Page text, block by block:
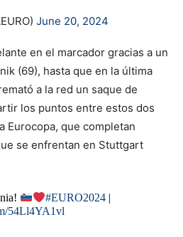
June 20, 2024
en el marcador gracias a un
(69), hasta que en la última
a la red un saque de
los puntos entre estos dos
Eurocopa, que completan
se enfrentan en Stuttgart
#EURO2024|
54Ll4YA1vl